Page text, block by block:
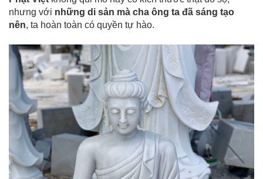
nhưng với những di sản mà cha ông ta đã sáng tạo
nên, ta hoàn toàn có quyền tự hào.